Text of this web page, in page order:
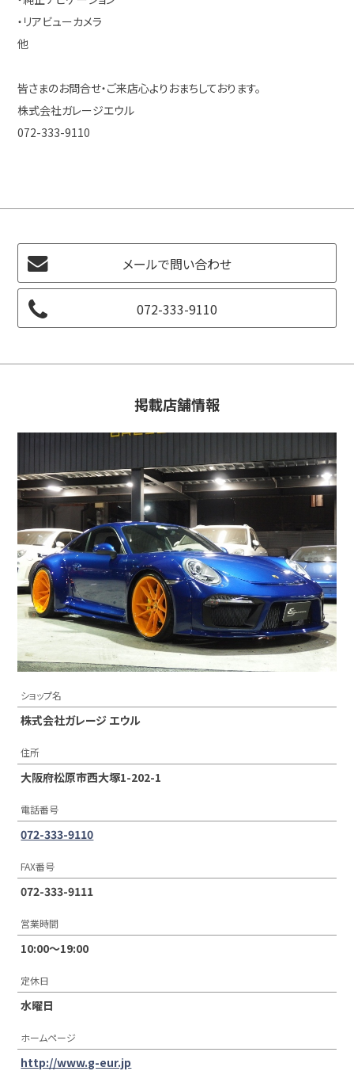
・リアビューカメラ
他
皆さまのお問合せ・ご来店心よりおまちしております。
株式会社ガレージエウル
072-333-9110
メールで問い合わせ
072-333-9110
掲載店舗情報
ショップ名
株式会社ガレージ エウル
住所
大阪府松原市西大塚1-202-1
電話番号
072-333-9110
FAX番号
072-333-9111
営業時間
10:00〜19:00
定休日
水曜日
ホームページ
http://www.g-eur.jp